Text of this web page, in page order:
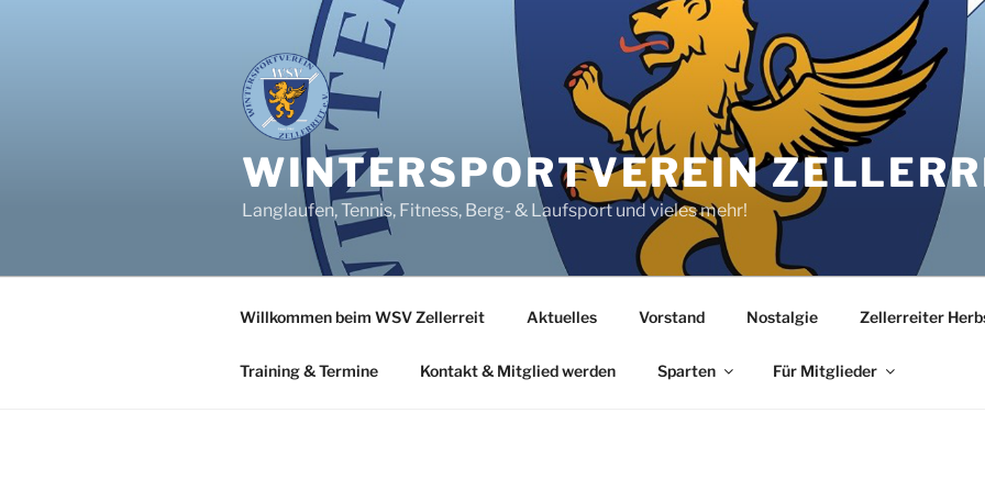
WINTERSPORTVEREIN
Langlaufen, Tennis, Fitness, Berg- & Laufsport und vieles mehr!
Willkommen beim WSV Zellerreit Aktuelles Vorstand Nostalgie Zellerreiter
Training & Termine Kontakt & Mitglied werden Sparten Für Mitglieder